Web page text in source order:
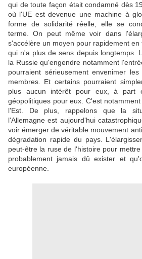
qui de toute façon était condamné dès
où l'UE est devenue une machine à
forme de solidarité réelle, elle se
terme. On peut même voir dans
s'accélère un moyen pour rapidement
qui n'a plus de sens depuis longtemps.
la Russie qu'engendre notamment
pourraient sérieusement envenimer
membres. Et certains pourraient
plus aucun intérêt pour eux, à part
géopolitiques pour eux. C'est
l'Est. De plus, rappelons que la
l'Allemagne est aujourd'hui
voir émerger de véritable mouvement
dégradation rapide du pays.
peut-être la ruse de l'histoire pour
probablement jamais dû exister et
européenne.